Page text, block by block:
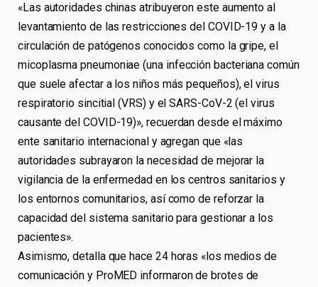
«Las autoridades chinas atribuyeron este aumento al
levantamiento de las restricciones del COVID-19 y a la
circulación de patógenos conocidos como la gripe, el
micoplasma pneumoniae (una infección bacteriana común
que suele afectar a los niños más pequeños), el virus
respiratorio sincitial (VRS) y el SARS-CoV-2 (el virus
causante del COVID-19)», recuerdan desde el máximo
ente sanitario internacional y agregan que «las
autoridades subrayaron la necesidad de mejorar la
vigilancia de la enfermedad en los centros sanitarios y
los entornos comunitarios, así como de reforzar la
capacidad del sistema sanitario para gestionar a los
pacientes».
Asimismo, detalla que hace 24 horas «los medios de
comunicación y ProMED informaron de brotes de